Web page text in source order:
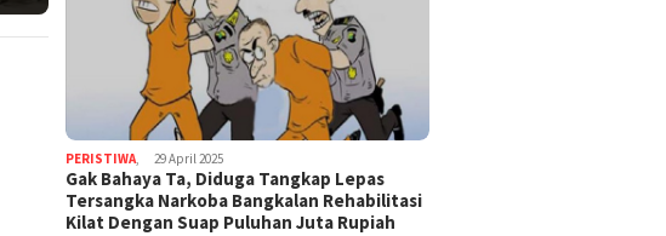
PERISTIWA, 29 April 2025
Gak Bahaya Ta, Diduga Tangkap Lepas
Tersangka Narkoba Bangkalan Rehabilitasi
Kilat Dengan Suap Puluhan Juta Rupiah